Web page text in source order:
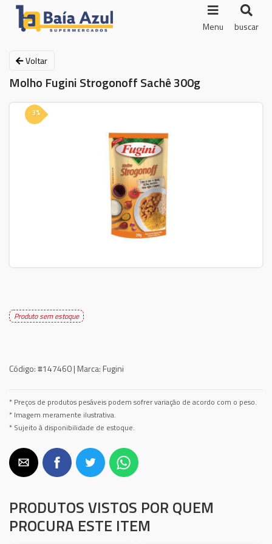
Menu buscar
Voltar
Molho Fugini Strogonoff Sachê 300g
- 3%
Produto sem estoque
Código:#147460 | Marca: Fugini
* Preços de produtos pesáveis podem sofrer variação de acordo com o peso.
* Imagem meramente ilustrativa.
* Sujeito à disponibilidade de estoque.
PRODUTOS VISTOS POR QUEM
PROCURA ESTE ITEM